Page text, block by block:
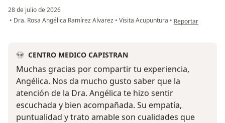
28 de julio de 2026
• Dra. Rosa Angélica Ramírez Alvarez • Visita Acupuntura • en opinión del
Reportar
CENTRO MEDICO CAPISTRAN
Muchas gracias por compartir tu experiencia,
Angélica. Nos da mucho gusto saber que la
atención de la Dra. Angélica te hizo sentir
escuchada y bien acompañada. Su empatía,
puntualidad y trato amable son cualidades que